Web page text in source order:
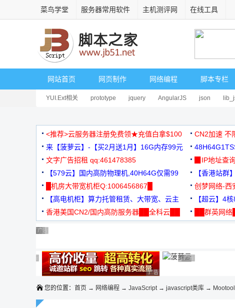
菜鸟学堂 服务器常用软件 主机测评网 在线工具
网站首页 网页制作 网络编程 脚本专栏
YUI.Ext相关 prototype jquery AngularJS json
<推荐>云服务器注册免费领★充值白拿$100 CN2加速 不
来【菠萝云】-【买2月送1月】16G内存99元
3000+可免
文字广告招租 qq:461478385
▉IP地址查
【579云】国内高防物理机,40H64G仅需99
元
【香港站群
█机房大带宽机柜Q:1006456867█
创梦网络-西
88元/月
【高电机柜】算力托管租赁、大带宽、云主
机
【超云】4
香港美国CN2/国内高防服务器██全科云██
██群英网
广告 商业广告，理性选择
广告 商业广告，理性选择
广告 商业广告，理性选择
广告 商业广告，理性选择
广告 商业广告，理性选择
广告 商业广告，理性选择
广告 商业广告，理性选择
广告 商业广告，理性选择
广告 商业广告，理性选
广告 商业广告，理性
您的位置： 首页 → 网络编程 → JavaScript→ javascript类库 →